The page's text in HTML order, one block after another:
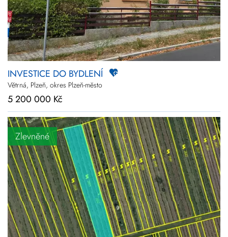
INVESTICE DO BYDLENÍ
Větrná, Plzeň, okres Plzeň-město
5 200 000 Kč
Zlevněné